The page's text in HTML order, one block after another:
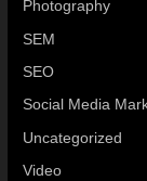
Photography
SEM
SEO
Social Media
Uncategorized
Video